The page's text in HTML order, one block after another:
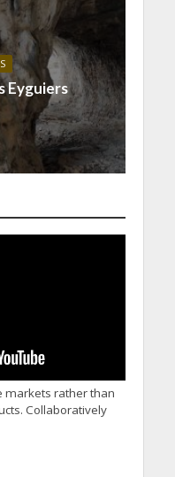
Eyguiers
markets rather than
Collaboratively